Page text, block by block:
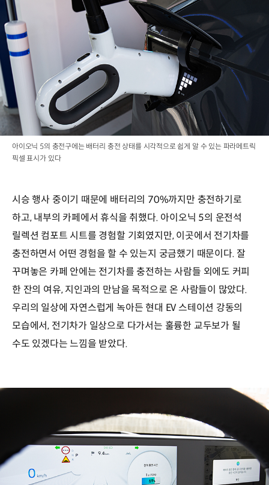
아이오닉 5의 충전구에는 배터리 충전 상태를 시각적으로 쉽게 알 수 있는 파라메트릭
픽셀 표시가 있다
시승 행사 중이기 때문에 배터리의 70%까지만 충전하기로
하고, 내부의 카페에서 휴식을 취했다. 아이오닉 5의 운전석
릴렉션 컴포트 시트를 경험할 기회였지만, 이곳에서 전기차를
충전하면서 어떤 경험을 할 수 있는지 궁금했기 때문이다. 잘
꾸며놓은 카페 안에는 전기차를 충전하는 사람들 외에도 커피
한 잔의 여유, 지인과의 만남을 목적으로 온 사람들이 많았다.
우리의 일상에 자연스럽게 녹아든 현대 EV 스테이션 강동의
모습에서, 전기차가 일상으로 다가서는 훌륭한 교두보가 될
수도 있겠다는 느낌을 받았다.